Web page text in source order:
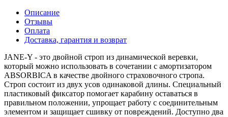
Описание
Отзывы
Оплата
Доставка, гарантия и возврат
JANE-Y - это двойной строп из динамической веревки,
который можно использовать в сочетании с амортизатором
ABSORBICA в качестве двойного страховочного стропа.
Строп состоит из двух усов одинаковой длины. Специальный
пластиковый фиксатор помогает карабину оставаться в
правильном положении, упрощает работу с соединительным
элементом и защищает сшивку от повреждений. Доступно два